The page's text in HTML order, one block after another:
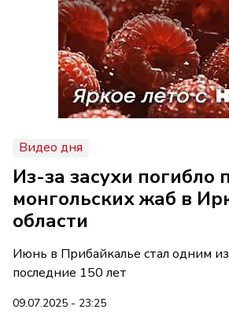
Видео дня
Из-за засухи погибло
монгольских жаб в
области
Июнь в Прибайкалье стал одним
последние 150 лет
09.07.2025 - 23:25